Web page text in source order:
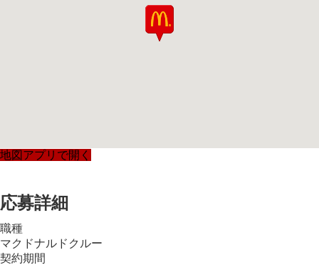
地図アプリで開く
応募詳細
職種
マクドナルドクルー
契約期間